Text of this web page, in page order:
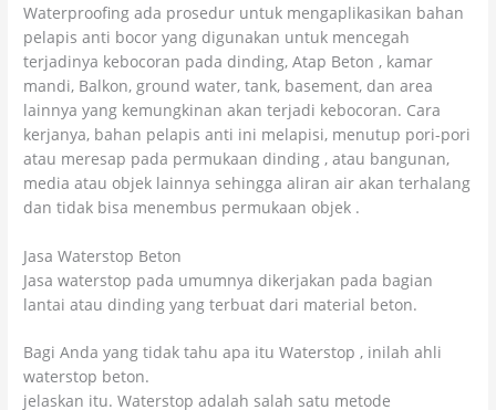
Waterproofing ada prosedur untuk mengaplikasikan bahan
pelapis anti bocor yang digunakan untuk mencegah
terjadinya kebocoran pada dinding, Atap Beton , kamar
mandi, Balkon, ground water, tank, basement, dan area
lainnya yang kemungkinan akan terjadi kebocoran. Cara
kerjanya, bahan pelapis anti ini melapisi, menutup pori-pori
atau meresap pada permukaan dinding , atau bangunan,
media atau objek lainnya sehingga aliran air akan terhalang
dan tidak bisa menembus permukaan objek .
Jasa Waterstop Beton
Jasa waterstop pada umumnya dikerjakan pada bagian
lantai atau dinding yang terbuat dari material beton.
Bagi Anda yang tidak tahu apa itu Waterstop , inilah ahli
waterstop beton.
jelaskan itu. Waterstop adalah salah satu metode